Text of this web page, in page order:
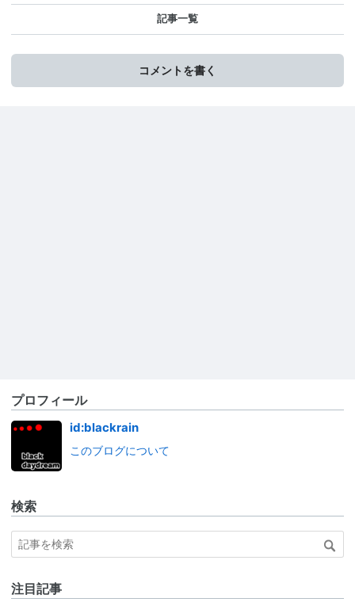
記事一覧
コメントを書く
プロフィール
id:blackrain
このブログについて
検索
注目記事